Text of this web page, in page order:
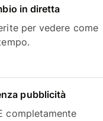
in diretta
per vedere come
pubblicità
completamente